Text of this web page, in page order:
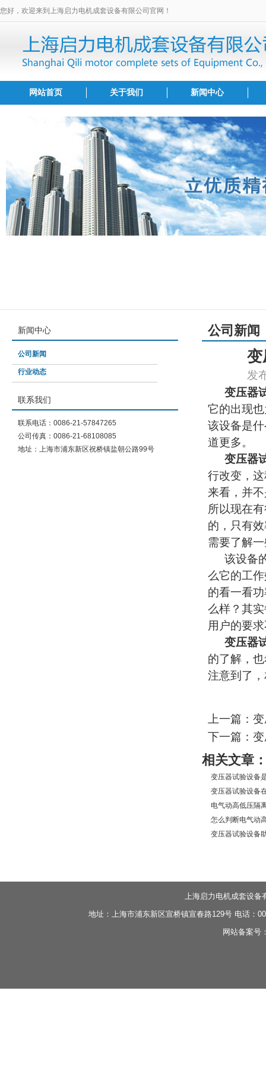
您好，欢迎来到上海启力电机成套设备有限公司官网！
网站首页 关于我们 新闻中心
新闻中心
公司新闻
行业动态
联系我们
联系电话：0086-21-57847265
公司传真：0086-21-68108085
地址：上海市浦东新区祝桥镇盐朝公路99号
公司新闻
变
发
变压器
它的出现
该设备是
道更多。
变压器
行改变，
来看，并
所以现在
的，只有
需要了解
该设备
么它的工
的看一看
么样？其
用户的要
变压器
的了解，
注意到了
上一篇：
下一篇：
相关文章
变压器试验设备
变压器试验设备
电气动高低压隔
怎么判断电气动
变压器试验设备
上海启力电机成套设备
地址：上海市浦东新区宣桥镇宣春路129号 电话：
网站备案号